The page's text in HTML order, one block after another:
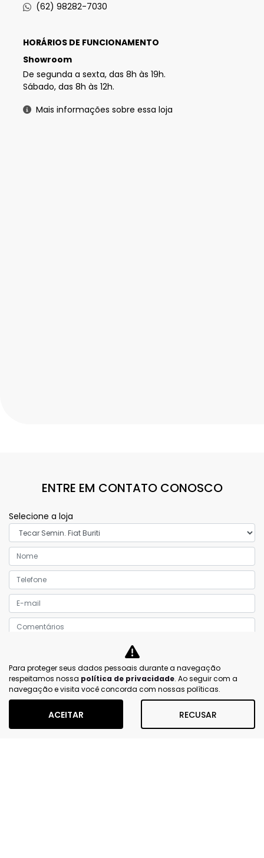
(62) 98282-7030
HORÁRIOS DE FUNCIONAMENTO
Showroom
De segunda a sexta, das 8h às 19h.
Sábado, das 8h às 12h.
Mais informações sobre essa loja
ENTRE EM CONTATO CONOSCO
Selecione a loja
Prefiro que entre em contato por:
Whatsapp
Telefone Email
Li e aceito aPolítica de Privacidadee concordo em
receber comunicações da concessionária.
Para proteger seus dados pessoais durante a navegação
respeitamos nossa política de privacidade. Ao seguir com a
navegação e visita você concorda com nossas políticas.
ACEITAR RECUSAR